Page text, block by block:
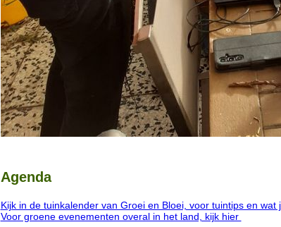
Agenda
Kijk in de tuinkalender van Groei en Bloei, voor tuintips en wat
Voor groene evenementen overal in het land, kijk hier